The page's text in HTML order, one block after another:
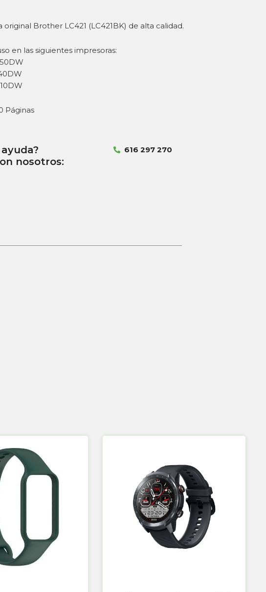
Brother LC421 (LC421BK) de alta calidad.
en las siguientes impresoras:
Páginas
nosotros:
616 297 270